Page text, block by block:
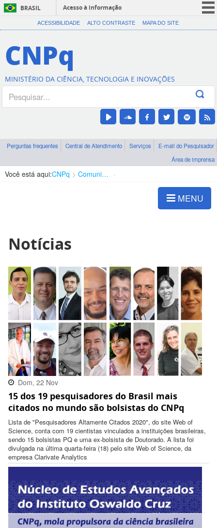
BRASIL
Acesso à informação
CORONAVÍRUS (COVID-19)
Canais
ACESSIBILIDADE ALTO CONTRASTE MAPA DO SITE
CNPq
MINISTÉRIO DA CIÊNCIA, TECNOLOGIA E INOVAÇÕES
Perguntas frequentes Central de Atendimento Serviços
E-mail do Pesquisador
Área de imprensa
Você está aqui:CNPq Comunicação
MENU
Notícias
Dom, 22 Nov
2020 17:41:00
-0300
15 dos 19 pesquisadores do Brasil mais
citados no mundo são bolsistas do CNPq
Lista de "Pesquisadores Altamente Citados 2020", do site Web of
Science, conta com 19 cientistas vinculados a instituições brasileiras,
sendo 15 bolsistas PQ e uma ex-bolsista de Doutorado. A lista foi
divulgada na última quarta-feira (18) pelo site Web of Science, da
empresa Clarivate Analytics